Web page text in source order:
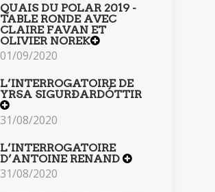
QUAIS DU POLAR 2019 -
TABLE RONDE AVEC
CLAIRE FAVAN ET
OLIVIER NOREK
01/09/2020
L’INTERROGATOIRE DE
YRSA SIGURÐARDÓTTIR
31/08/2020
L’INTERROGATOIRE
D’ANTOINE RENAND
31/08/2020